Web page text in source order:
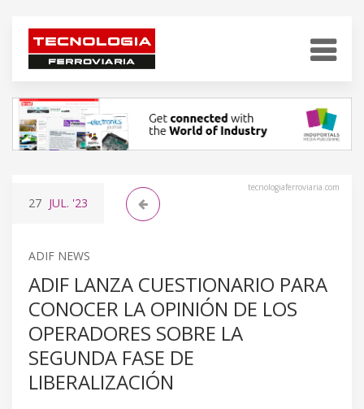
tecnologiaferroviaria.com
27 JUL. '23
ADIF NEWS
ADIF LANZA CUESTIONARIO PARA
CONOCER LA OPINIÓN DE LOS
OPERADORES SOBRE LA
SEGUNDA FASE DE
LIBERALIZACIÓN